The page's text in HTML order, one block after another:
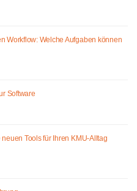
Workflow: Welche Aufgaben können
Software
Tools für Ihren KMU-Alltag